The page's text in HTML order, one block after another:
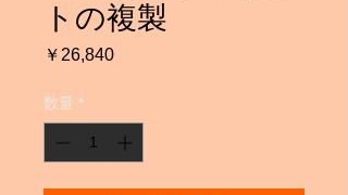
トの複製
￥26,840価
数量 *